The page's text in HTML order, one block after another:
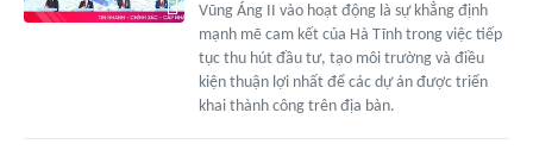
Vũng Áng II vào hoạt động là sự khẳng định
mạnh mẽ cam kết của Hà Tĩnh trong việc tiếp
tục thu hút đầu tư, tạo môi trường và điều
kiện thuận lợi nhất để các dự án được triển
khai thành công trên địa bàn.